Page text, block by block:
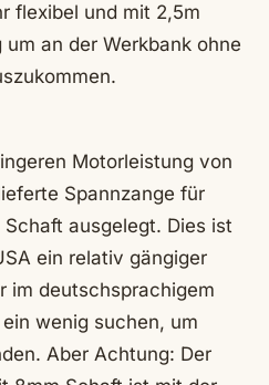
flexibel und mit 2,5m
an der Werkbank ohne
Motorleistung von
Spannzange für
ausgelegt. Dies ist
ein relativ gängiger
im deutschsprachigem
wenig suchen, um
Aber Achtung: Der